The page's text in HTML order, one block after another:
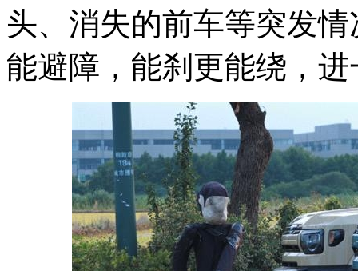
头、消失的前车等突发
能避障，能刹更能绕，